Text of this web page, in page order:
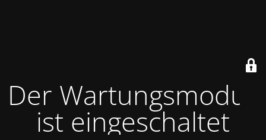
Der Wartungsmodus
ist eingeschaltet